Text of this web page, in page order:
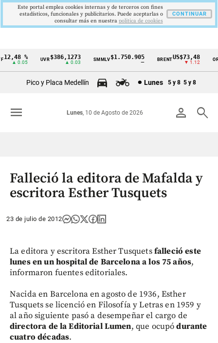
Cintillo
Colombia
%
▲ 0.05
UVR$386,1273
▲ 0.03
SMMLV $1.750.905 BRENTUS$73,48
▼ 1.12
ORO
Pico y Placa Medellín Lunes 5 y 8 5 y 8
person search
Lunes, 10 de Agosto de 2026
menu
Falleció la editora de Mafalda y
escritora Esther Tusquets
23 de julio de 2012
La editora y escritora Esther Tusquetsfalleció este
lunes en un hospital de Barcelona a los 75 años,
informaron fuentes editoriales.
Nacida en Barcelona en agosto de 1936, Esther
Tusquets se licenció en Filosofía y Letras en 1959 y
al año siguiente pasó a desempeñar el cargo de
directora de la Editorial Lumen, que ocupódurante
cuatro décadas.
Este portal emplea cookies internas y de terceros con fines
estadísticos, funcionales y publicitarios. Puede aceptarlas o
consultar más en nuestra politica de cookies
CONTINUAR